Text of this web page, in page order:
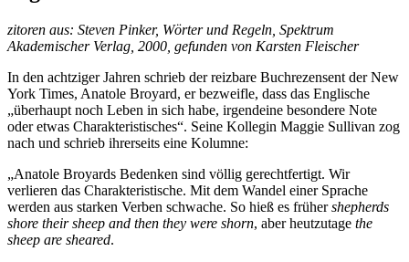
zitoren aus: Steven Pinker, Wörter und Regeln, Spektrum
Akademischer Verlag, 2000, gefunden von Karsten Fleischer
In den achtziger Jahren schrieb der reizbare Buchrezensent der New
York Times, Anatole Broyard, er bezweifle, dass das Englische
„überhaupt noch Leben in sich habe, irgendeine besondere Note
oder etwas Charakteristisches“. Seine Kollegin Maggie Sullivan zog
nach und schrieb ihrerseits eine Kolumne:
„Anatole Broyards Bedenken sind völlig gerechtfertigt. Wir
verlieren das Charakteristische. Mit dem Wandel einer Sprache
werden aus starken Verben schwache. So hieß es frühershepherds
shore their sheep and then they were shorn, aber heutzutage the
sheep are sheared.